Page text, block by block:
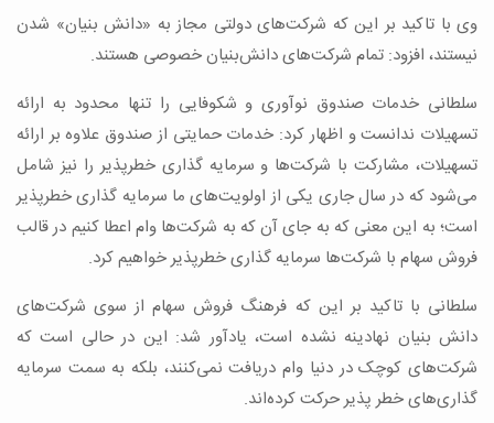
وی با تاکید بر این که شرکت‌های دولتی مجاز به «دانش بنیان» شدن
نیستند، افزود: تمام شرکت‌های دانش‌بنیان خصوصی هستند.
سلطانی خدمات صندوق نوآوری و شکوفایی را تنها محدود به ارائه
تسهیلات ندانست و اظهار کرد: خدمات حمایتی از صندوق علاوه بر ارائه
تسهیلات، مشارکت با شرکت‌ها و سرمایه گذاری خطرپذیر را نیز شامل
می‌شود که در سال جاری یکی از اولویت‌های ما سرمایه گذاری خطرپذیر
است؛ به این معنی که به جای آن که به شرکت‌ها وام اعطا کنیم در قالب
فروش سهام با شرکت‌ها سرمایه گذاری خطرپذیر خواهیم کرد.
سلطانی با تاکید بر این که فرهنگ فروش سهام از سوی شرکت‌های
دانش بنیان نهادینه نشده است، یادآور شد: این در حالی است که
شرکت‌های کوچک در دنیا وام دریافت نمی‌کنند، بلکه به سمت سرمایه
گذاری‌های خطر پذیر حرکت کرده‌اند.